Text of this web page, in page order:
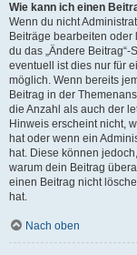
Wie kann ich einen
Wenn du nicht
Beiträge bearbeiten
du das „Ändere
eventuell ist dies nur für
möglich. Wenn bereits
Beitrag in der
die Anzahl als auch der
Hinweis erscheint nicht,
hat oder wenn ein
hat. Diese können
warum dein Beitrag
einen Beitrag nicht
hat.
Nach oben